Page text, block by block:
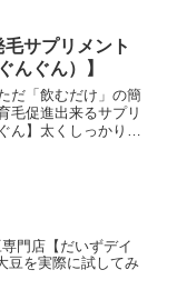
温度:約215℃定格時
なって見える場合
証について保証期間
ー保証書にてお受け
ご一緒に保管をお願
おりません。事前に
サプリメント
んぐん）】
だ「飲むだけ」の簡
毛促進出来るサプリ
ん】太くしっかりと
門店【だいずデイ
豆を実際に試してみ